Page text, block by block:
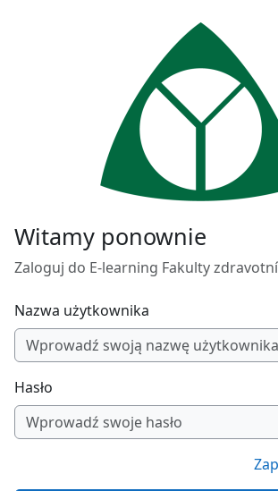
Witamy ponownie
Zaloguj do E-learning Fakulty
Nazwa użytkownika
Hasło